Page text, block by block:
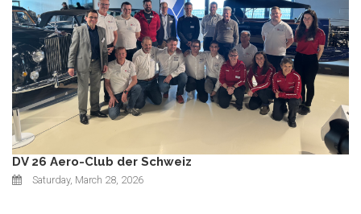
DV 26 Aero-Club der Schweiz
Saturday, March 28, 2026